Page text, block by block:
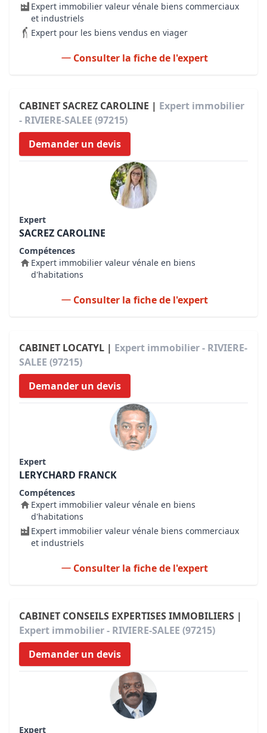
Expert immobilier valeur vénale biens commerciaux
et industriels
Expert pour les biens vendus en viager
Consulter la fiche de l'expert
CABINET SACREZ CAROLINE | Expert immobilier
- RIVIERE-SALEE (97215)
Demander un devis
Expert
SACREZ CAROLINE
Compétences
Expert immobilier valeur vénale en biens
d'habitations
Consulter la fiche de l'expert
CABINET LOCATYL | Expert immobilier - RIVIERE-
SALEE (97215)
Demander un devis
Expert
LERYCHARD FRANCK
Compétences
Expert immobilier valeur vénale en biens
d'habitations
Expert immobilier valeur vénale biens commerciaux
et industriels
Consulter la fiche de l'expert
CABINET CONSEILS EXPERTISES IMMOBILIERS |
Expert immobilier - RIVIERE-SALEE (97215)
Demander un devis
Expert